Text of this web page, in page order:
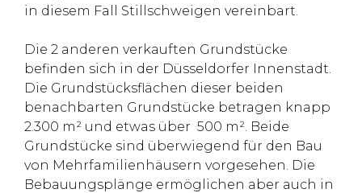
in diesem Fall Stillschweigen vereinbart.
Die 2 anderen verkauften Grundstücke
befinden sich in der Düsseldorfer Innenstadt.
Die Grundstücksflächen dieser beiden
benachbarten Grundstücke betragen knapp
2.300 m² und etwas über 500 m². Beide
Grundstücke sind überwiegend für den Bau
von Mehrfamilienhäusern vorgesehen. Die
Bebauungsplänge ermöglichen aber auch in